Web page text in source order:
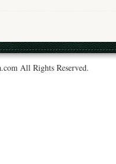
All Rights Reserved.